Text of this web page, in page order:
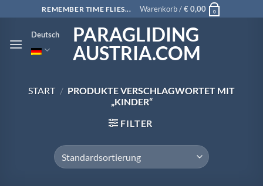
Inhalt
springen
REMEMBER TIME FLIES... Warenkorb /€0,00 0
PARAGLIDING
AUSTRIA.COM
Deutsch
START / PRODUKTE VERSCHLAGWORTET MIT
„KINDER“
FILTER